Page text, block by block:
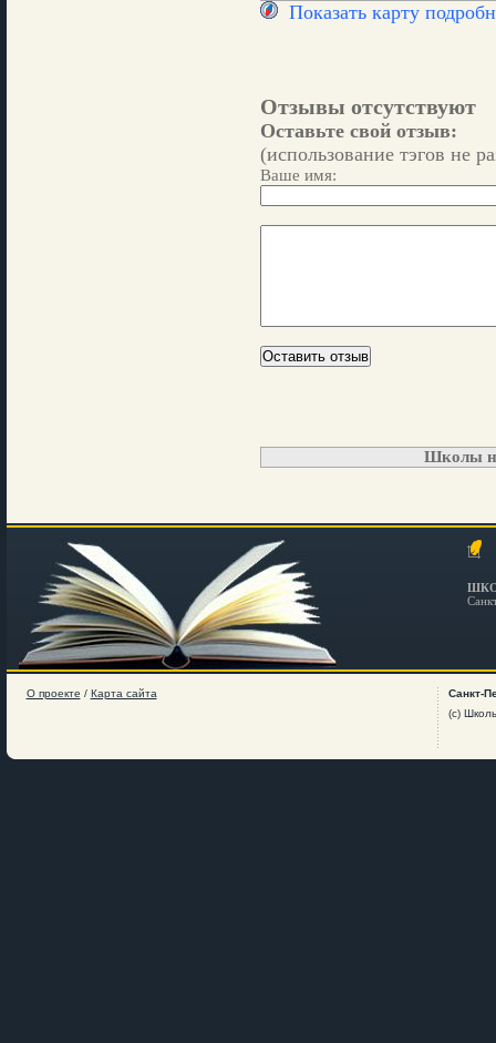
Показать карту
Отзывы отсутствуют
Оставьте свой отзыв:
(использование тэгов не
Ваше имя:
Школы
О проекте / Карта сайта
Санкт-
(c)